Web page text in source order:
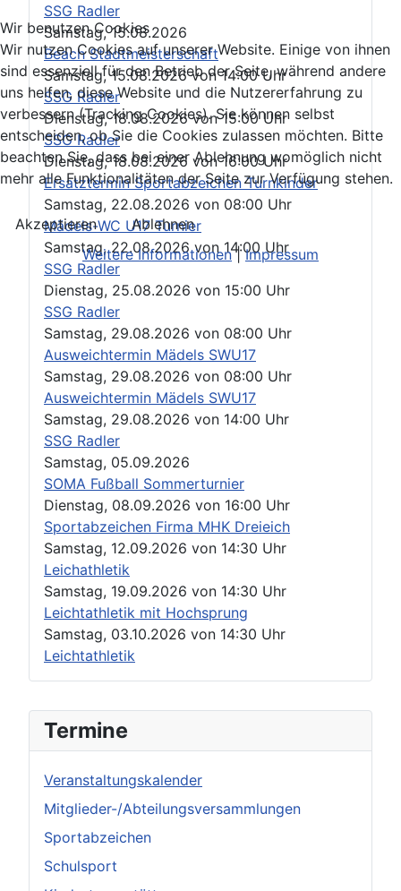
Termine
Veranstaltungskalender
Mitglieder-/Abteilungsversammlungen
Sportabzeichen
Schulsport
SSG Radler
Samstag, 15.08.2026
Beach Stadtmeisterschaft
Samstag, 15.08.2026von14:00 Uhr
SSG Radler
Dienstag, 18.08.2026von15:00 Uhr
SSG Radler
Dienstag, 18.08.2026von16:00 Uhr
Ersatztermin Sportabzeichen Turnkinder
Samstag, 22.08.2026 von 08:00 Uhr
Mädels-WC U17 Turnier
Samstag, 22.08.2026von 14:00 Uhr
SSG Radler
Dienstag, 25.08.2026 von 15:00 Uhr
SSG Radler
Samstag, 29.08.2026 von 08:00 Uhr
Ausweichtermin Mädels SWU17
Samstag, 29.08.2026 von 08:00 Uhr
Ausweichtermin Mädels SWU17
Samstag, 29.08.2026 von 14:00 Uhr
SSG Radler
Samstag, 05.09.2026
SOMA Fußball Sommerturnier
Dienstag, 08.09.2026 von 16:00 Uhr
Sportabzeichen Firma MHK Dreieich
Samstag, 12.09.2026 von 14:30 Uhr
Leichathletik
Samstag, 19.09.2026 von 14:30 Uhr
Leichtathletik mit Hochsprung
Samstag, 03.10.2026 von 14:30 Uhr
Leichtathletik
Wir benutzen Cookies
Wir nutzen Cookies auf unserer Website. Einige von ihnen
sind essenziell für den Betrieb der Seite, während andere
uns helfen, diese Website und die Nutzererfahrung zu
verbessern (Tracking Cookies). Sie können selbst
entscheiden, ob Sie die Cookies zulassen möchten. Bitte
beachten Sie, dass bei einer Ablehnung womöglich nicht
mehr alle Funktionalitäten der Seite zur Verfügung stehen.
Akzeptieren
Ablehnen
Weitere Informationen|Impressum